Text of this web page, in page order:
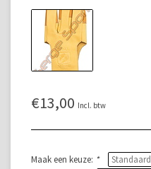
€13,00 Incl. btw
Maak een keuze: *